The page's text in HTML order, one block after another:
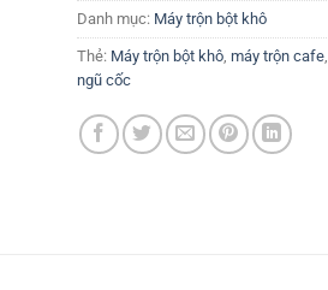
Danh mục: Máy trộn bột khô
Thẻ: Máy trộn bột khô, máy trộn cafe
ngũ cốc